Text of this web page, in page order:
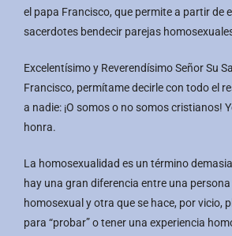
el papa Francisco, que permite a partir de
sacerdotes bendecir parejas
Excelentísimo y Reverendísimo Señor Su
Francisco, permítame decirle con todo el
a nadie: ¡O somos o no somos cristianos!
honra.
La homosexualidad es un término
hay una gran diferencia entre una
homosexual y otra que se hace, por vicio,
para “probar” o tener una experiencia